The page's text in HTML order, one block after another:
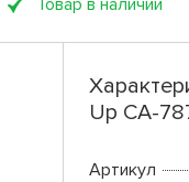
Up СА-
Артикул